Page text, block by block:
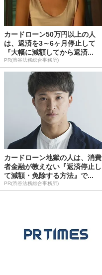
カードローン50万円以上の人
は、返済を3～6ヶ月停止して
『大幅に減額してから返済...
PR(渋谷法務総合事務所)
カードローン地獄の人は、消費
者金融が教えない『返済停止し
て減額・免除する方法』で...
PR(渋谷法務総合事務所)